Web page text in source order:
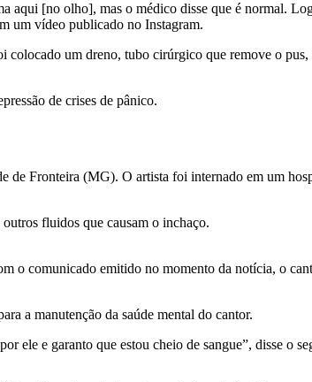
aqui [no olho], mas o médico disse que é normal.
um vídeo publicado no Instagram.
colocado um dreno, tubo cirúrgico que remove o
de crises de pânico.
de Fronteira (MG). O artista foi internado em um
fluidos que causam o inchaço.
o comunicado emitido no momento da notícia, o
a manutenção da saúde mental do cantor.
ele e garanto que estou cheio de sangue”, disse o